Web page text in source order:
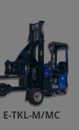
Modèle TKS
Options
Kits de montage
E-TKL-M/MC